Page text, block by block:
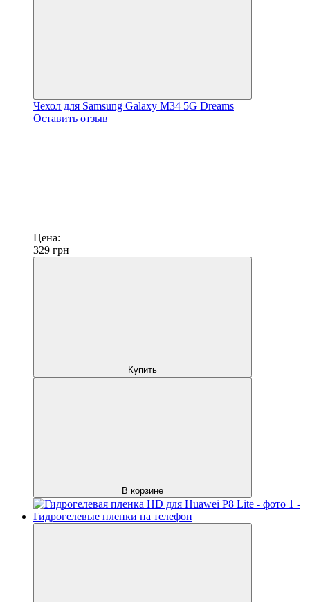
Чехол для Samsung Galaxy M34 5G Dreams
Оставить отзыв
Цена:
329 грн
Купить
В корзине